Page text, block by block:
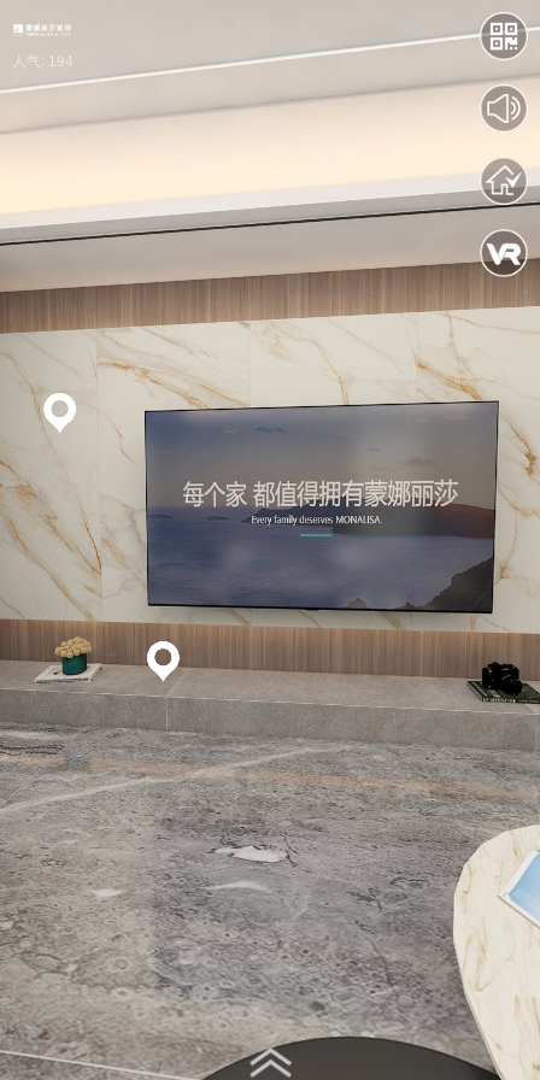
Virtual Tour - 客厅
人气: 194